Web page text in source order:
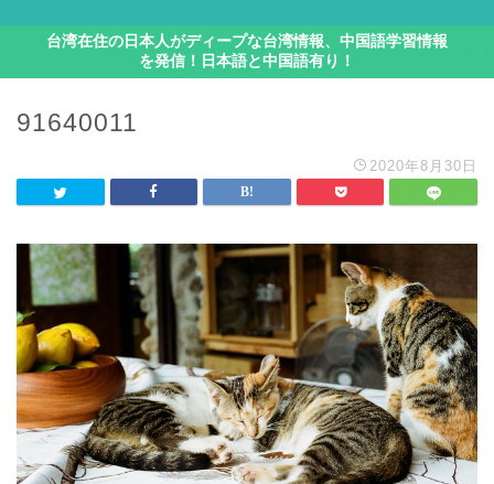
台湾在住の日本人がディープな台湾情報、中国語学習情報
を発信！日本語と中国語有り！
91640011
2020年8月30日